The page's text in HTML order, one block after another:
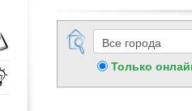
Только